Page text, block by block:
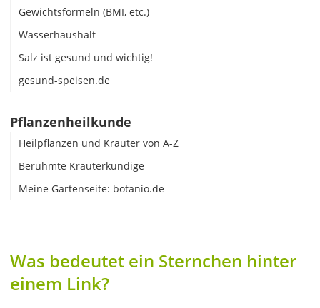
Gewichtsformeln (BMI, etc.)
Wasserhaushalt
Salz ist gesund und wichtig!
gesund-speisen.de
Pflanzenheilkunde
Heilpflanzen und Kräuter von A-Z
Berühmte Kräuterkundige
Meine Gartenseite: botanio.de
Was bedeutet ein Sternchen hinter
einem Link?